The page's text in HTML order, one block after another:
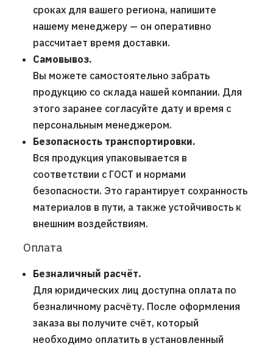
сроках для вашего региона, напишите
нашему менеджеру — он оперативно
рассчитает время доставки.
Самовывоз.
Вы можете самостоятельно забрать
продукцию со склада нашей компании. Для
этого заранее согласуйте дату и время с
персональным менеджером.
Безопасность транспортировки.
Вся продукция упаковывается в
соответствии с ГОСТ и нормами
безопасности. Это гарантирует сохранность
материалов в пути, а также устойчивость к
внешним воздействиям.
Оплата
Безналичный расчёт.
Для юридических лиц доступна оплата по
безналичному расчёту. После оформления
заказа вы получите счёт, который
необходимо оплатить в установленный